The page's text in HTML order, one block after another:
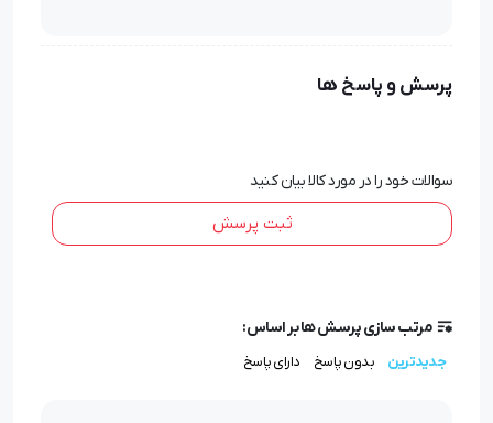
پرسش و پاسخ ها
سوالات خود را در مورد کالا بیان کنید
ثبت پرسش
مرتب سازی پرسش ها بر اساس:
جدیدترین بدون پاسخ دارای پاسخ